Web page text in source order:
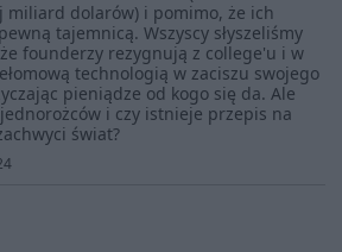
miliard dolarów) i pomimo, że ich
tajemnicą. Wszyscy słyszeliśmy
founderzy rezygnują z college'u i w
technologią w zaciszu swojego
pieniądze od kogo się da. Ale
i czy istnieje przepis na
świat?